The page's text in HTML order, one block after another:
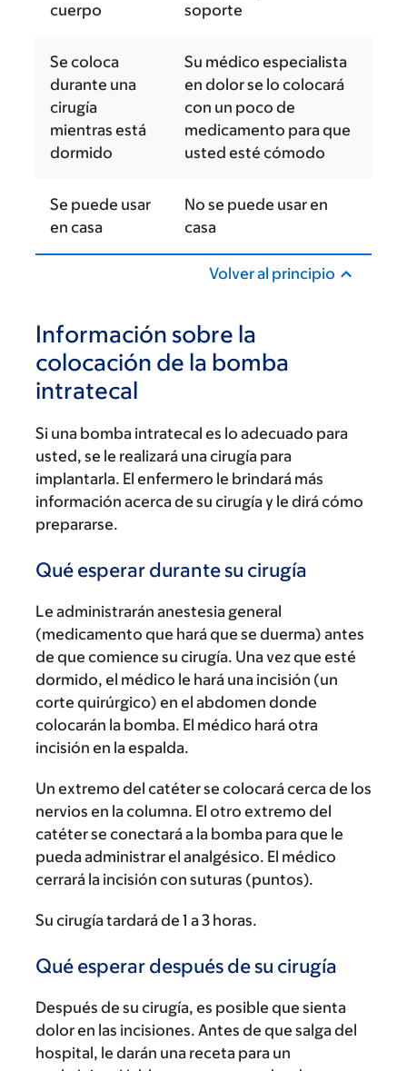
cuerpo
soporte
Se coloca
durante una
cirugía
mientras está
dormido
Su médico especialista
en dolor se lo colocará
con un poco de
medicamento para que
usted esté cómodo
Se puede usar
en casa
No se puede usar en
casa
Volver al principio
Información sobre la
colocación de la bomba
intratecal
Si una bomba intratecal es lo adecuado para
usted, se le realizará una cirugía para
implantarla. El enfermero le brindará más
información acerca de su cirugía y le dirá cómo
prepararse.
Qué esperar durante su cirugía
Le administrarán anestesia general
(medicamento que hará que se duerma) antes
de que comience su cirugía. Una vez que esté
dormido, el médico le hará una incisión (un
corte quirúrgico) en el abdomen donde
colocarán la bomba. El médico hará otra
incisión en la espalda.
Un extremo del catéter se colocará cerca de los
nervios en la columna. El otro extremo del
catéter se conectará a la bomba para que le
pueda administrar el analgésico. El médico
cerrará la incisión con suturas (puntos).
Su cirugía tardará de 1 a 3 horas.
Qué esperar después de su cirugía
Después de su cirugía, es posible que sienta
dolor en las incisiones. Antes de que salga del
hospital, le darán una receta para un